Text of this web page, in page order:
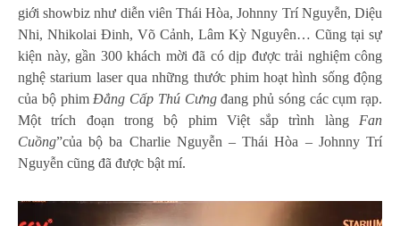
giới showbiz như diễn viên Thái Hòa, Johnny Trí Nguyễn, Diệu
Nhi, Nhikolai Đinh, Võ Cảnh, Lâm Kỳ Nguyên… Cũng tại sự
kiện này, gần 300 khách mời đã có dịp được trải nghiệm công
nghệ starium laser qua những thước phim hoạt hình sống động
của bộ phimĐẳng Cấp Thú Cưngđang phủ sóng các cụm rạp.
Một trích đoạn trong bộ phim Việt sắp trình làng Fan
Cuồng”của bộ ba Charlie Nguyễn – Thái Hòa – Johnny Trí
Nguyễn cũng đã được bật mí.